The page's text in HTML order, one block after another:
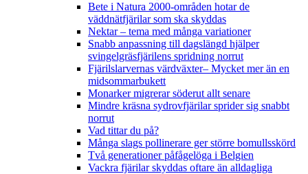
Bete i Natura 2000-områden hotar de
väddnätfjärilar som ska skyddas
Nektar – tema med många variationer
Snabb anpassning till dagslängd hjälper
svingelgräsfjärilens spridning norrut
Fjärilslarvernas värdväxter– Mycket mer än en
midsommarbukett
Monarker migrerar söderut allt senare
Mindre kräsna sydrovfjärilar sprider sig snabbt
norrut
Vad tittar du på?
Många slags pollinerare ger större bomullsskörd
Två generationer påfågelöga i Belgien
Vackra fjärilar skyddas oftare än alldagliga